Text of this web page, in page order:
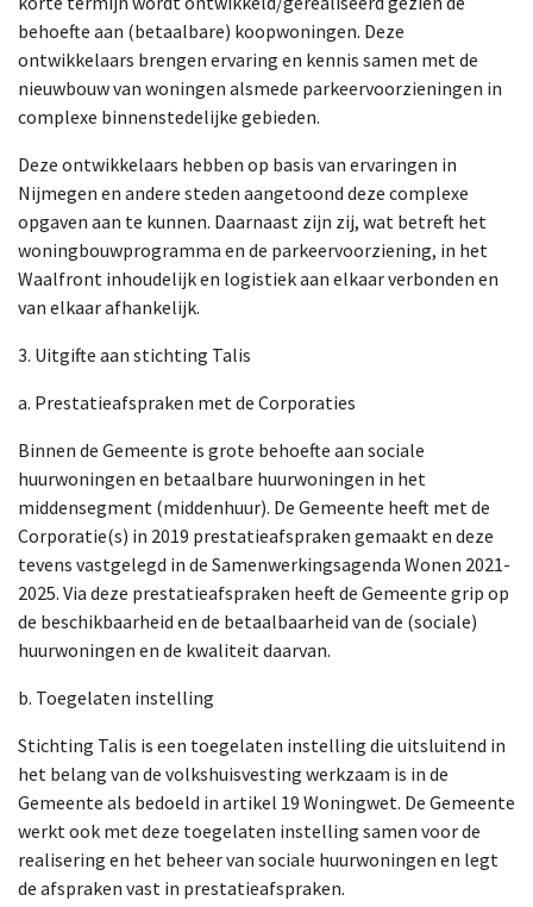
behoefte aan (betaalbare) koopwoningen. Deze
ontwikkelaars brengen ervaring en kennis samen met de
nieuwbouw van woningen alsmede parkeervoorzieningen in
complexe binnenstedelijke gebieden.
Deze ontwikkelaars hebben op basis van ervaringen in
Nijmegen en andere steden aangetoond deze complexe
opgaven aan te kunnen. Daarnaast zijn zij, wat betreft het
woningbouwprogramma en de parkeervoorziening, in het
Waalfront inhoudelijk en logistiek aan elkaar verbonden en
van elkaar afhankelijk.
3. Uitgifte aan stichting Talis
a. Prestatieafspraken met de Corporaties
Binnen de Gemeente is grote behoefte aan sociale
huurwoningen en betaalbare huurwoningen in het
middensegment (middenhuur). De Gemeente heeft met de
Corporatie(s) in 2019 prestatieafspraken gemaakt en deze
tevens vastgelegd in de Samenwerkingsagenda Wonen 2021-
2025. Via deze prestatieafspraken heeft de Gemeente grip op
de beschikbaarheid en de betaalbaarheid van de (sociale)
huurwoningen en de kwaliteit daarvan.
b. Toegelaten instelling
Stichting Talis is een toegelaten instelling die uitsluitend in
het belang van de volkshuisvesting werkzaam is in de
Gemeente als bedoeld in artikel 19 Woningwet. De Gemeente
werkt ook met deze toegelaten instelling samen voor de
realisering en het beheer van sociale huurwoningen en legt
de afspraken vast in prestatieafspraken.